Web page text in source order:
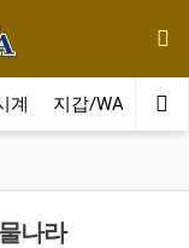
계 지갑/WALLET
나라